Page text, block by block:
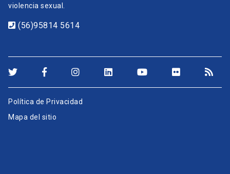
violencia sexual.
(56)95814 5614
Política de Privacidad
Mapa del sitio